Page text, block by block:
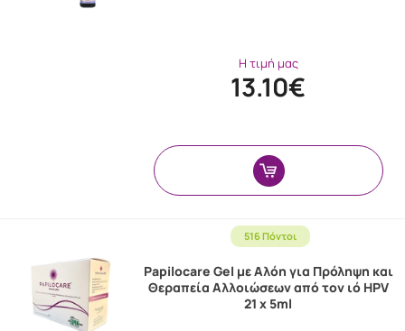
Η τιμή μας
13.10€
516 Πόντοι
Papilocare Gel με Αλόη για Πρόληψη και
Θεραπεία Αλλοιώσεων από τον ιό HPV
21 x 5ml